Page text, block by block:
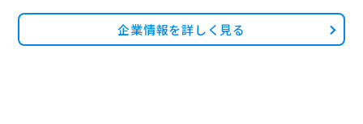
企業情報を詳しく見る